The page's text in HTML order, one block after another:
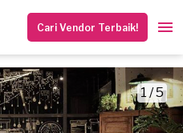
Cari Vendor Terbaik!
1 / 5